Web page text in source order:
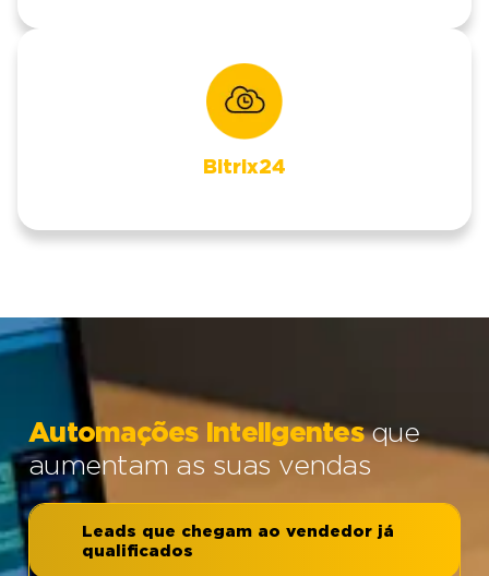
Bitrix24
Automações inteligentesque
aumentam as suas vendas
Leads que chegam ao vendedor já
qualificados